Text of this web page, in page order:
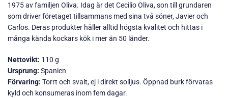
1975 av familjen Oliva. Idag är det Cecilio Oliva, son till grundaren
som driver företaget tillsammans med sina två söner, Javier och
Carlos. Deras produkter håller alltid högsta kvalitet och hittas i
många kända kockars kök i mer än 50 länder.
Nettovikt: 110 g
Ursprung: Spanien
Förvaring: Torrt och svalt, ej i direkt solljus. Öppnad burk förvaras
kyld och konsumeras inom fem dagar.